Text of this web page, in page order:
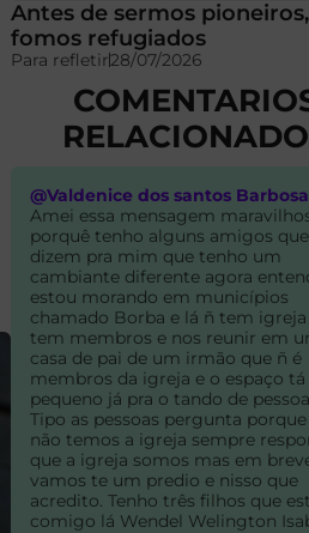
Antes de sermos pioneiros,
fomos refugiados
Para refletir28/07/2026
@Valdenice dos santos Barbosa
Amei essa mensagem
porquê tenho alguns amigos que
dizem pra mim que tenho um
cambiante diferente agora
estou morando em municípios
chamado Borba e lá ñ tem
tem membros e nos reunir em
casa de pai de um irmão que ñ é
membros da igreja e o espaço tá
pequeno já pra o tando de
Tipo as pessoas pergunta
não temos a igreja sempre
que a igreja somos mas em
vamos te um predio e nisso que
acredito. Tenho três filhos que
comigo lá Wendel Welington